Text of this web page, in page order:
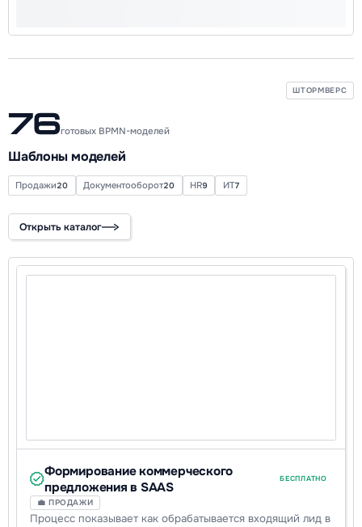
ШТОРМВЕРС
76готовых BPMN-моделей
Шаблоны моделей
Продажи20 Документооборот20 HR9 ИТ7
Открыть каталог
Формирование коммерческого
предложения в SAAS
БЕСПЛАТНО
💼 ПРОДАЖИ
Процесс показывает как обрабатывается входящий лид в